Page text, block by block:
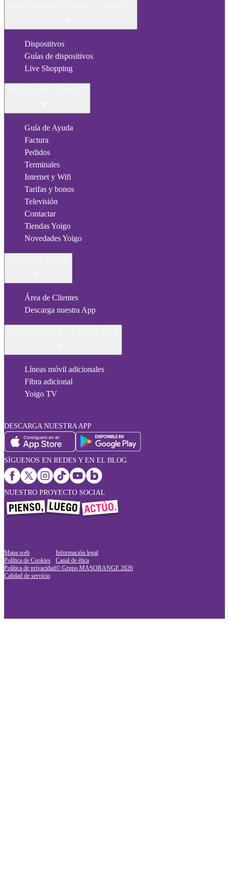
Dispositivos
Guías de dispositivos
Live Shopping
Guía de Ayuda
Factura
Pedidos
Terminales
Internet y Wifi
Tarifas y bonos
Televisión
Contactar
Tiendas Yoigo
Novedades Yoigo
Área de Clientes
Descarga nuestra App
Líneas móvil adicionales
Fibra adicional
Yoigo TV
DESCARGA NUESTRA APP
SÍGUENOS EN REDES Y EN EL BLOG
NUESTRO PROYECTO SOCIAL
Mapa web
Política de Cookies
Política de privacidad
Calidad de servicio
Información legal
Canal de ética
© Grupo MASORANGE 2026